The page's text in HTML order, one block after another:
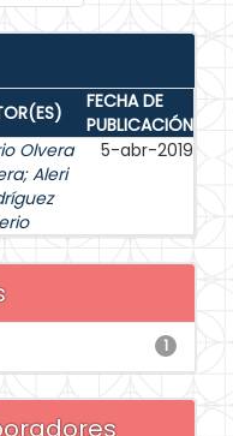
FECHA DE
PUBLICACIÓN
Olvera
;Aleri
5-abr-2019
1